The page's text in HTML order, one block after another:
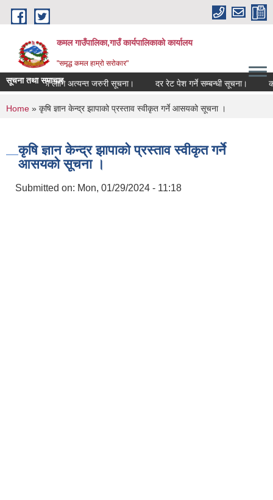
Skip to main content
कमल गाउँपालिका,गाउँ कार्यपालिकाको कार्यालय
"समृद्ध कमल हाम्रो सरोकार"
सूचना तथा समाचार
कृषकहरूका लागि अत्यन्त जरुरी सूचना। दर रेट पेश गर्ने सम्बन्धी सूचना।
You are here
Home » कृषि ज्ञान केन्द्र झापाको प्रस्ताव स्वीकृत गर्ने आसयको सूचना ।
कृषि ज्ञान केन्द्र झापाको प्रस्ताव स्वीकृत गर्ने
आसयको सूचना ।
Submitted on: Mon, 01/29/2024 - 11:18